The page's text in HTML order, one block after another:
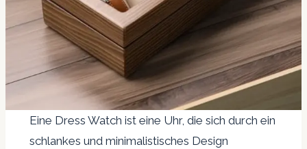
Eine Dress Watch ist eine Uhr, die sich durch ein
schlankes und minimalistisches Design